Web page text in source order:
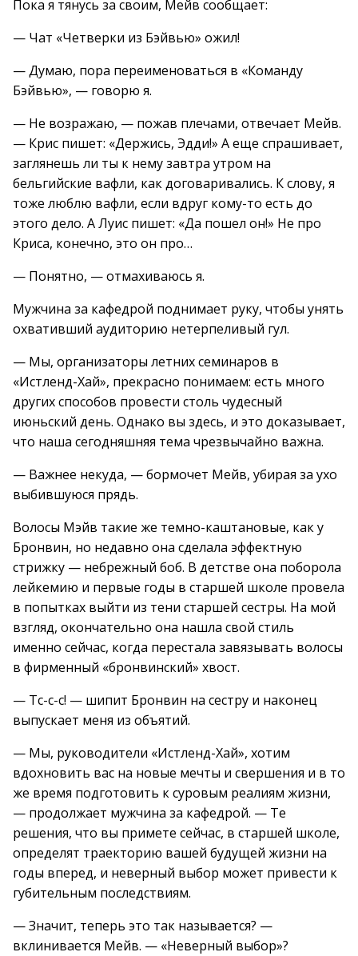
Пока я тянусь за своим, Мейв сообщает:
— Чат «Четверки из Бэйвью» ожил!
— Думаю, пора переименоваться в «Команду
Бэйвью», — говорю я.
— Не возражаю, — пожав плечами, отвечает Мейв.
— Крис пишет: «Держись, Эдди!» А еще спрашивает,
заглянешь ли ты к нему завтра утром на
бельгийские вафли, как договаривались. К слову, я
тоже люблю вафли, если вдруг кому-то есть до
этого дело. А Луис пишет: «Да пошел он!» Не про
Криса, конечно, это он про…
— Понятно, — отмахиваюсь я.
Мужчина за кафедрой поднимает руку, чтобы унять
охвативший аудиторию нетерпеливый гул.
— Мы, организаторы летних семинаров в
«Истленд-Хай», прекрасно понимаем: есть много
других способов провести столь чудесный
июньский день. Однако вы здесь, и это доказывает,
что наша сегодняшняя тема чрезвычайно важна.
— Важнее некуда, — бормочет Мейв, убирая за ухо
выбившуюся прядь.
Волосы Мэйв такие же темно-каштановые, как у
Бронвин, но недавно она сделала эффектную
стрижку — небрежный боб. В детстве она поборола
лейкемию и первые годы в старшей школе провела
в попытках выйти из тени старшей сестры. На мой
взгляд, окончательно она нашла свой стиль
именно сейчас, когда перестала завязывать волосы
в фирменный «бронвинский» хвост.
— Тс-с-с! — шипит Бронвин на сестру и наконец
выпускает меня из объятий.
— Мы, руководители «Истленд-Хай», хотим
вдохновить вас на новые мечты и свершения и в то
же время подготовить к суровым реалиям жизни,
— продолжает мужчина за кафедрой. — Те
решения, что вы примете сейчас, в старшей школе,
определят траекторию вашей будущей жизни на
годы вперед, и неверный выбор может привести к
губительным последствиям.
— Значит, теперь это так называется? —
вклинивается Мейв. — «Неверный выбор»?